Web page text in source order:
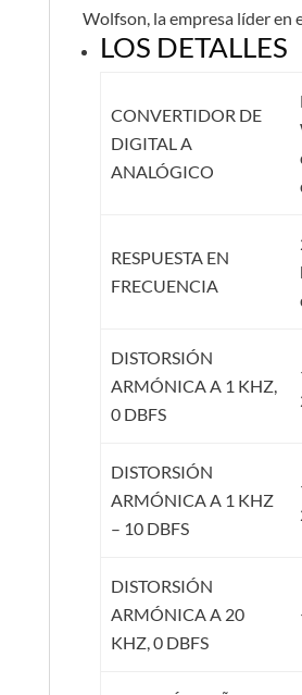
Wolfson, la empresa líder en
LOS DETALLES
CONVERTIDOR DE
DIGITAL A
ANALÓGICO
RESPUESTA EN
FRECUENCIA
DISTORSIÓN
ARMÓNICA A 1 KHZ,
0 DBFS
DISTORSIÓN
ARMÓNICA A 1 KHZ
– 10 DBFS
DISTORSIÓN
ARMÓNICA A 20
KHZ, 0 DBFS